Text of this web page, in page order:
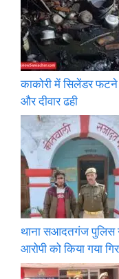
काकोरी में सिलेंडर
और दीवार ढही
थाना सआदतगंज पुलिस
आरोपी को किया गया